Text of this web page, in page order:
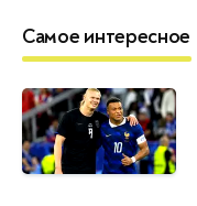
Самое интересное